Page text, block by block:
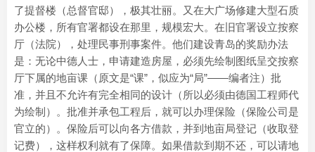
了提督楼（总督官邸），极其壮丽。又在大广场修建大型石质
办公楼，所有官署都设在那里，规模宏大。在旧官署设立按察
厅（法院），处理民事刑事案件。他们建设青岛的奖励办法
是：无论中德人士，申请建造房屋，必须先绘制图纸呈交按察
厅下属的地亩课（原文是“课”，似应为“局”——编者注）批
准，并且不允许有完全相同的设计（所以必须由德国工程师代
为绘制）。批准并承包工程后，就可以办理保险（保险公司是
官立的）。保险后可以向各方借款，并到地亩局登记（收取登
记费），这样权利就有了保障。如果借款到期不还，可以请地